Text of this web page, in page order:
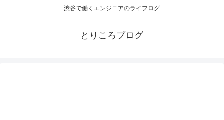
渋谷で働くエンジニアのライフログ
とりころブログ